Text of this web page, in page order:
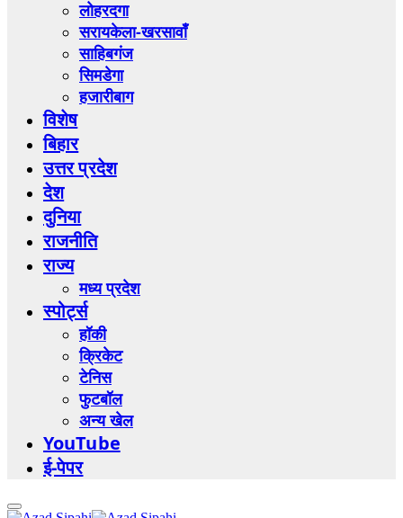
लोहरदगा
सरायकेला-खरसावाँ
साहिबगंज
सिमडेगा
हजारीबाग
विशेष
बिहार
उत्तर प्रदेश
देश
दुनिया
राजनीति
राज्य
मध्य प्रदेश
स्पोर्ट्स
हॉकी
क्रिकेट
टेनिस
फुटबॉल
अन्य खेल
YouTube
ई-पेपर